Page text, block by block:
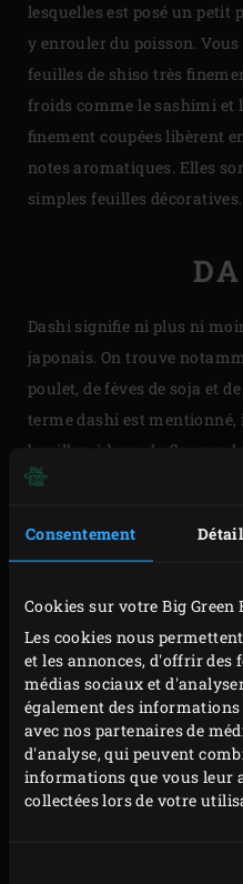
Consentement
Cookies sur votre Big Green
Les cookies nous
et les annonces, d'offrir
médias sociaux et
également des
avec nos partenaires de
d'analyse, qui peuvent
informations que vous leur
collectées lors de votre
lesquelles est posé un petit
y enrouler du poisson.
feuilles de shiso très
froids comme le sashimi et
finement coupées libèrent
notes aromatiques. Elles
simples feuilles décoratives.
Dashi signifie ni plus ni
japonais. On trouve
poulet, de fèves de soja et
terme dashi est mentionné,
bouillon à base de flocons
délicieux bouillon à la
est disponible sous forme